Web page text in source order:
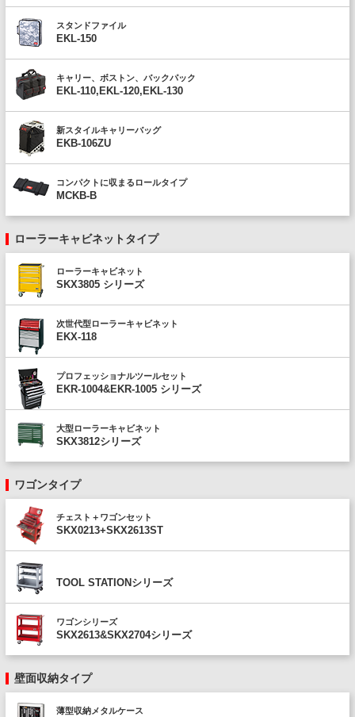
スタンドファイル
EKL-150
キャリー、ボストン、バックパック
EKL-110,EKL-120,EKL-130
新スタイルキャリーバッグ
EKB-106ZU
コンパクトに収まるロールタイプ
MCKB-B
ローラーキャビネットタイプ
ローラーキャビネット
SKX3805 シリーズ
次世代型ローラーキャビネット
EKX-118
プロフェッショナルツールセット
EKR-1004&EKR-1005 シリーズ
大型ローラーキャビネット
SKX3812シリーズ
ワゴンタイプ
チェスト＋ワゴンセット
SKX0213+SKX2613ST
TOOL STATIONシリーズ
ワゴンシリーズ
SKX2613&SKX2704シリーズ
壁面収納タイプ
薄型収納メタルケース